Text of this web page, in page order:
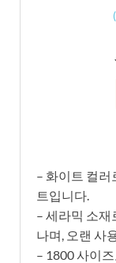
(
– 화이트 컬러
트입니다.
– 세라믹 소재
나며, 오랜 사
– 1800 사이